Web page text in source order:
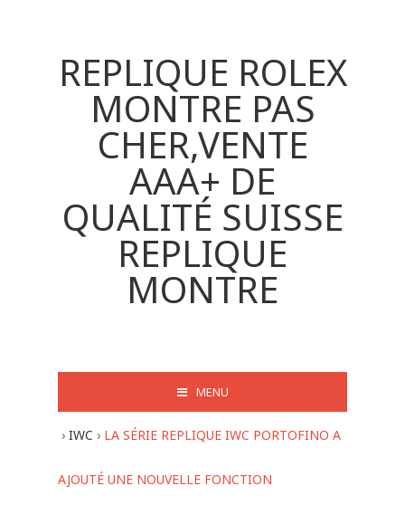
REPLIQUE ROLEX
MONTRE PAS
CHER,VENTE
AAA+ DE
QUALITÉ SUISSE
REPLIQUE
MONTRE
MENU
› IWC › LA SÉRIE REPLIQUE IWC PORTOFINO A
AJOUTÉ UNE NOUVELLE FONCTION